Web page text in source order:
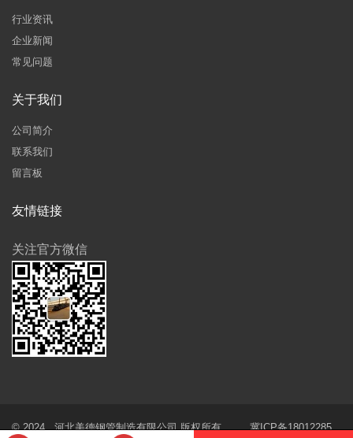
行业资讯
企业新闻
常见问题
关于我们
公司简介
联系我们
留言板
友情链接
关注官方微信
© 2024 河北美德钢管制造有限公司 版权所有冀ICP备18012285